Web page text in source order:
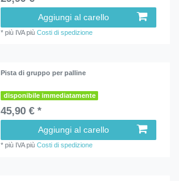
Aggiungi al carello
*più IVApiùCosti di spedizione
Pista di gruppo per palline
disponibile immediatamente
45,90 € *
Aggiungi al carello
*più IVApiùCosti di spedizione